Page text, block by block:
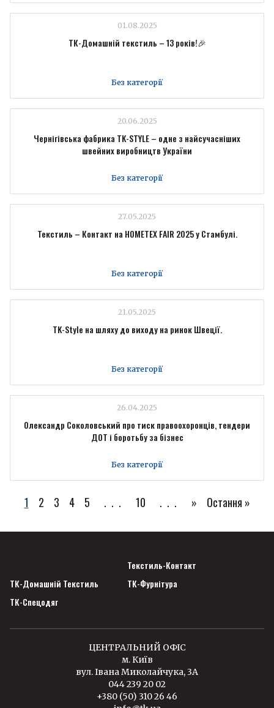
01.08.2025
ТК-Домашній текстиль – 13 років!🎉
Без категорії
20.06.2025
Чернігівська фабрика TK-STYLE – одне з найсучасніших
швейних виробництв України
Без категорії
27.05.2025
Текстиль – Контакт на HOMETEX FAIR 2025 у Стамбулі.
Без категорії
21.05.2025
TK-Style на шляху до виходу на ринок Швеції.
Без категорії
26.04.2025
Олександр Соколовський про тиск правоохоронців, тендери
ДОТ і боротьбу за бізнес
Без категорії
1 2 3 4 5 ... 10 ... » Остання »
Текстиль-Контакт
ТК-Домашній Текстиль
ТК-Фурнітура
ТК-Спецодяг
ЦЕНТРАЛЬНИЙ ОФІС
м. Київ
вул. Івана Миколайчука, 3А
044 239 20 02
+380 (50) 310 26 46